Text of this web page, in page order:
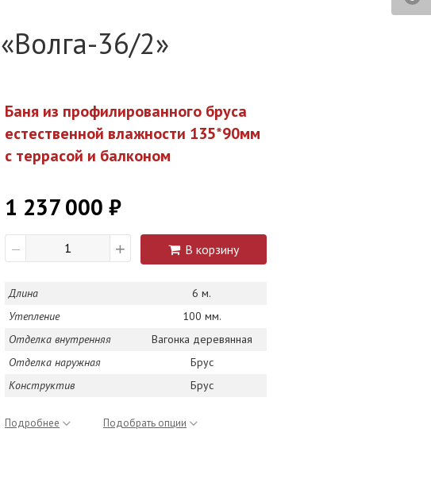
36/2»
Баня из профилированного бруса
естественной влажности 135*90мм
с террасой и балконом
1 237 000 ₽
— + В корзину
Длина
6 м.
Утепление
100 мм.
Отделка внутренняя
Вагонка деревянная
Отделка наружная
Брус
Конструктив
Брус
Подробнее Подобрать опции